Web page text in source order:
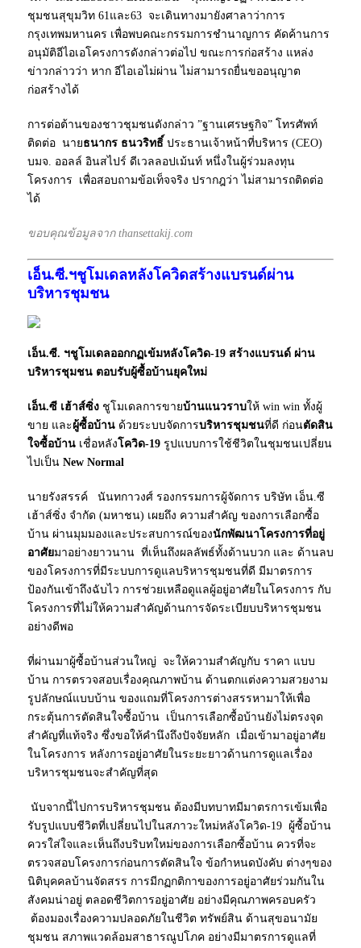
ชุมชนสุขุมวิท 61และ63 จะเดินทางมายังศาลาว่าการ
กรุงเทพมหานคร เพื่อพบคณะกรรมการชำนาญการ คัดค้านการ
อนุมัติอีไอเอโครงการดังกล่าวต่อไป ขณะการก่อสร้าง แหล่ง
ข่าวกล่าวว่า หาก อีไอเอไม่ผ่าน ไม่สามารถยื่นขออนุญาต
ก่อสร้างได้
การต่อต้านของชาวชุมชนดังกล่าว ”ฐานเศรษฐกิจ” โทรศัพท์
ติดต่อ นายธนากร ธนวริทธิ์ ประธานเจ้าหน้าที่บริหาร (CEO)
บมจ. ออลล์ อินสไปร์ ดีเวลลอปเม้นท์ หนึ่งในผู้ร่วมลงทุน
โครงการ เพื่อสอบถามข้อเท็จจริง ปรากฎว่า ไม่สามารถติดต่อ
ได้
ขอบคุณข้อมูลจาก thansettakij.com
เอ็น.ซี.ฯชูโมเดลหลังโควิดสร้างแบรนด์ผ่าน
บริหารชุมชน
เอ็น.ซี. ฯชูโมเดลออกกฏเข้มหลังโควิด-19 สร้างแบรนด์ ผ่าน
บริหารชุมชน ตอบรับผู้ซื้อบ้านยุคใหม่
เอ็น.ซี เฮ้าส์ซิ่ง ชูโมเดลการขายบ้านแนวราบให้ win win ทั้งผู้
ขาย และผู้ซื้อบ้าน ด้วยระบบจัดการบริหารชุมชนที่ดี ก่อนตัดสิน
ใจซื้อบ้าน เชื่อหลัง โควิด-19 รูปแบบการใช้ชีวิตในชุมชนเปลี่ยน
ไปเป็น New Normal
นายรังสรรค์ นันทกาวงศ์ รองกรรมการผู้จัดการ บริษัท เอ็น.ซี
เฮ้าส์ซิ่ง จำกัด (มหาชน) เผยถึง ความสำคัญ ของการเลือกซื้อ
บ้าน ผ่านมุมมองและประสบการณ์ของนักพัฒนาโครงการที่อยู่
อาศัยมาอย่างยาวนาน ที่เห็นถึงผลลัพธ์ทั้งด้านบวก และ ด้านลบ
ของโครงการที่มีระบบการดูแลบริหารชุมชนที่ดี มีมาตรการ
ป้องกันเข้าถึงฉับไว การช่วยเหลือดูแลผู้อยู่อาศัยในโครงการ กับ
โครงการที่ไม่ให้ความสำคัญด้านการจัดระเบียบบริหารชุมชน
อย่างดีพอ
ที่ผ่านมาผู้ซื้อบ้านส่วนใหญ่ จะให้ความสำคัญกับ ราคา แบบ
บ้าน การตรวจสอบเรื่องคุณภาพบ้าน ด้านตกแต่งความสวยงาม
รูปลักษณ์แบบบ้าน ของแถมที่โครงการต่างสรรหามาให้เพื่อ
กระตุ้นการตัดสินใจซื้อบ้าน เป็นการเลือกซื้อบ้านยังไม่ตรงจุด
สำคัญที่แท้จริง ซึ่งขอให้คำนึงถึงปัจจัยหลัก เมื่อเข้ามาอยู่อาศัย
ในโครงการ หลังการอยู่อาศัยในระยะยาวด้านการดูแลเรื่อง
บริหารชุมชนจะสำคัญที่สุด
นับจากนี้ไปการบริหารชุมชน ต้องมีบทบาทมีมาตรการเข้มเพื่อ
รับรูปแบบชีวิตที่เปลี่ยนไปในสภาวะใหม่หลังโควิด-19 ผู้ซื้อบ้าน
ควรใส่ใจและเห็นถึงบริบทใหม่ของการเลือกซื้อบ้าน ควรที่จะ
ตรวจสอบโครงการก่อนการตัดสินใจ ข้อกำหนดบังคับ ต่างๆของ
นิติบุคคลบ้านจัดสรร การมีกฏกติกาของการอยู่อาศัยร่วมกันใน
สังคมน่าอยู่ ตลอดชีวิตการอยู่อาศัย อย่างมีคุณภาพครอบครัว
ต้องมองเรื่องความปลอดภัยในชีวิต ทรัพย์สิน ด้านสุขอนามัย
ชุมชน สภาพแวดล้อมสาธารณูปโภค อย่างมีมาตรการดูแลที่